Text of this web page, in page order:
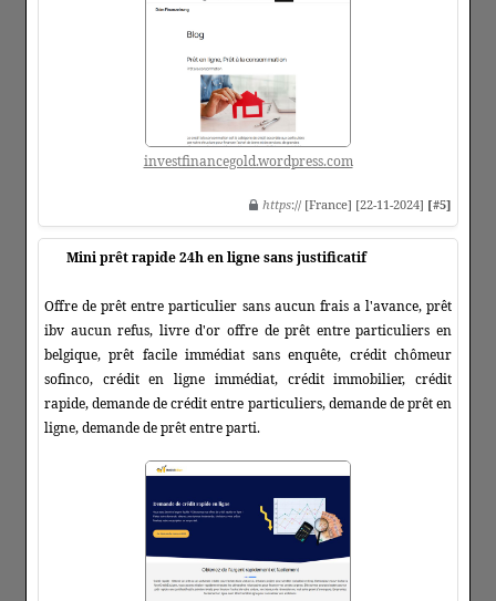
investfinancegold.wordpress.com
https:// [France] [22-11-2024] [#5]
Mini prêt rapide 24h en ligne sans justificatif
Offre de prêt entre particulier sans aucun frais a l'avance, prêt
ibv aucun refus, livre d'or offre de prêt entre particuliers en
belgique, prêt facile immédiat sans enquête, crédit chômeur
sofinco, crédit en ligne immédiat, crédit immobilier, crédit
rapide, demande de crédit entre particuliers, demande de prêt en
ligne, demande de prêt entre parti.